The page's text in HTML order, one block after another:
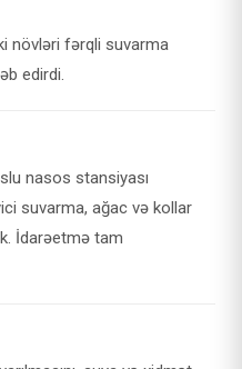
növləri fərqli suvarma
edirdi.
nasos stansiyası
suvarma, ağac və kollar
İdarəetmə tam